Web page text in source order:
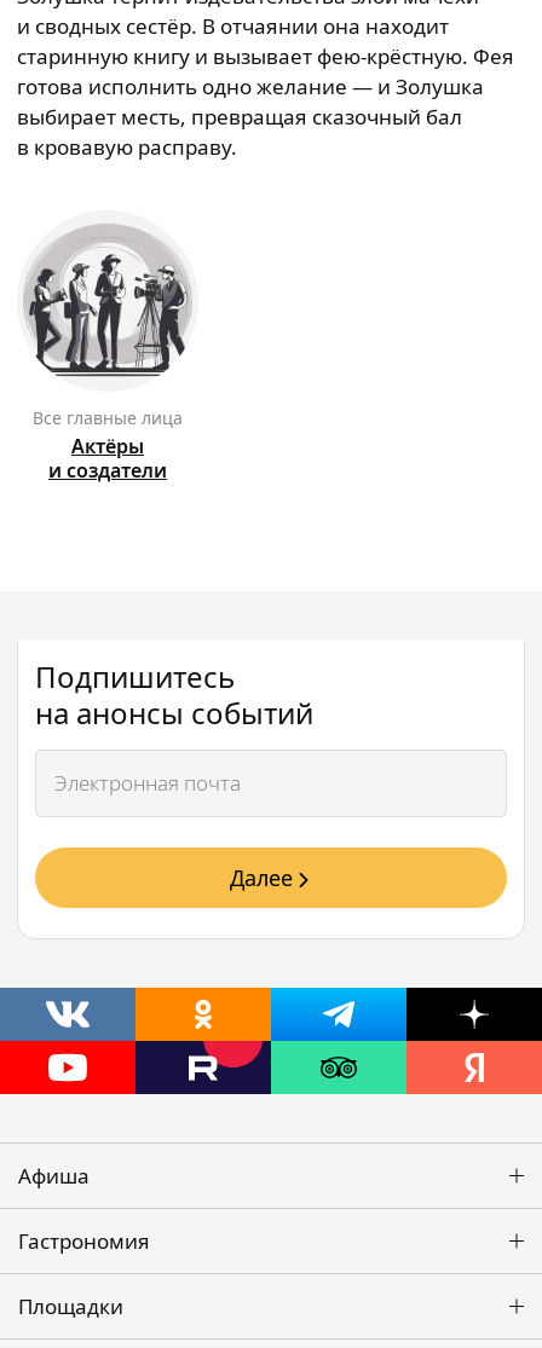
и сводных сестёр. В отчаянии она находит
старинную книгу и вызывает фею‑крёстную. Фея
готова исполнить одно желание — и Золушка
выбирает месть, превращая сказочный бал
в кровавую расправу.
Все главные лица
Актёры
и создатели
Подпишитесь
на анонсы событий
Далее
Афиша
Гастрономия
Площадки